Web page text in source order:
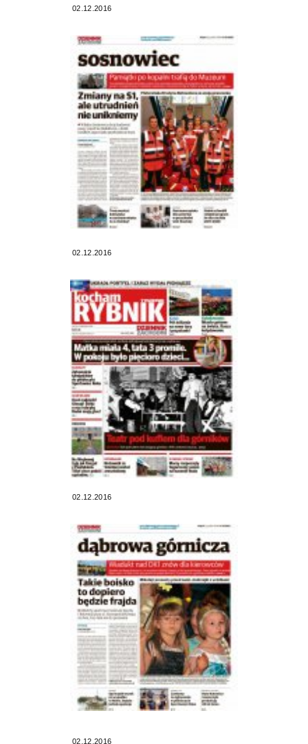
02.12.2016
02.12.2016
02.12.2016
02.12.2016